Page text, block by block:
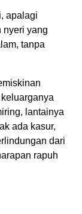
apalagi
nyeri yang
tanpa
lantainya
ada kasur,
dari
rapuh